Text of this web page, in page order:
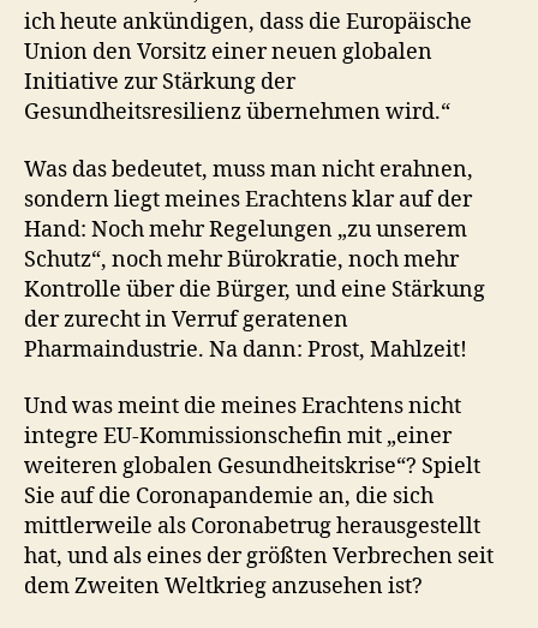
ich heute ankündigen, dass die Europäische
Union den Vorsitz einer neuen globalen
Initiative zur Stärkung der
Gesundheitsresilienz übernehmen wird.“
Was das bedeutet, muss man nicht erahnen,
sondern liegt meines Erachtens klar auf der
Hand: Noch mehr Regelungen „zu unserem
Schutz“, noch mehr Bürokratie, noch mehr
Kontrolle über die Bürger, und eine Stärkung
der zurecht in Verruf geratenen
Pharmaindustrie. Na dann: Prost, Mahlzeit!
Und was meint die meines Erachtens nicht
integre EU-Kommissionschefin mit „einer
weiteren globalen Gesundheitskrise“? Spielt
Sie auf die Coronapandemie an, die sich
mittlerweile als Coronabetrug herausgestellt
hat, und als eines der größten Verbrechen seit
dem Zweiten Weltkrieg anzusehen ist?